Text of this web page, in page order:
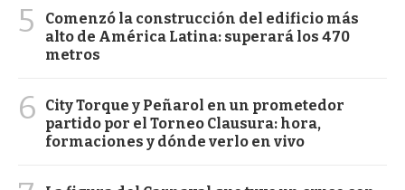
5
Comenzó la construcción del edificio más
alto de América Latina: superará los 470
metros
6
City Torque y Peñarol en un prometedor
partido por el Torneo Clausura: hora,
formaciones y dónde verlo en vivo